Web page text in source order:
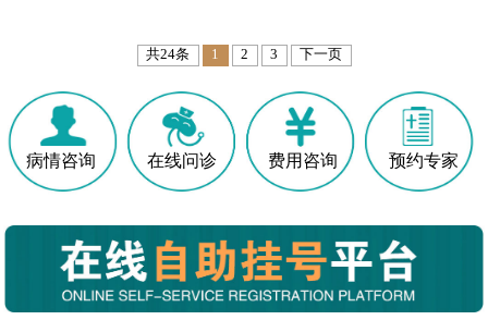
共24条 1 2 3 下一页
病情咨询 在线问诊 费用咨询 预约专家